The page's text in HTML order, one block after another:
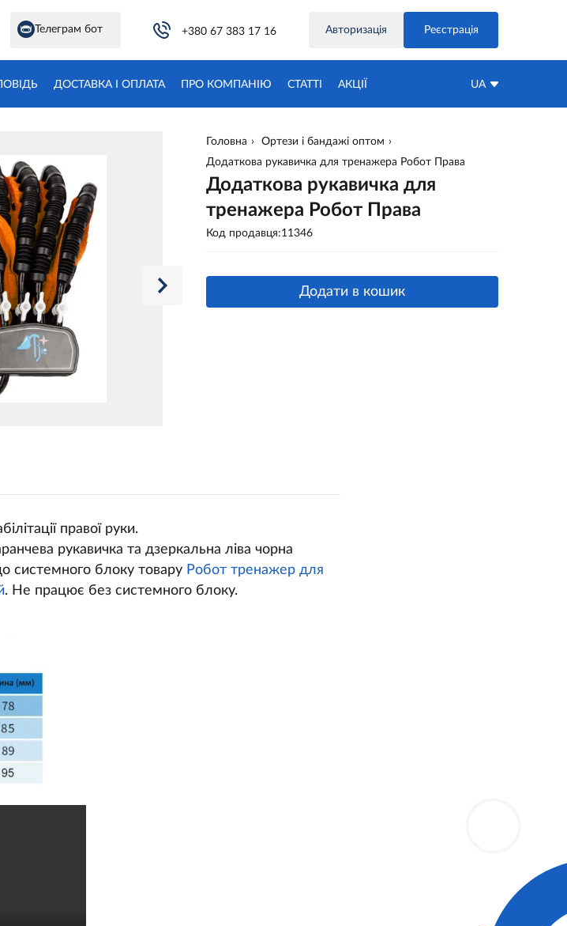
Телеграм бот +380 67 383 17 16 Авторизація Реєстрація
ДОСТАВКА І ОПЛАТА ПРО КОМПАНІЮ СТАТТІ АКЦIЇ UA
Головна
Ортези і бандажі оптом
Додаткова рукавичка для тренажера Робот Права
Додаткова рукавичка для
тренажера Робот Права
Код продавця:11346
Додати в кошик
правої руки.
рукавичка та дзеркальна ліва чорна
системного блоку товару Робот тренажер для
. Не працює без системного блоку.